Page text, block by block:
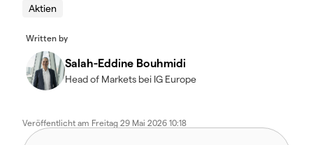
Aktien
Written by
Salah-Eddine Bouhmidi
Head of Markets bei IG Europe
Veröffentlicht am Freitag 29 Mai 2026 10:18